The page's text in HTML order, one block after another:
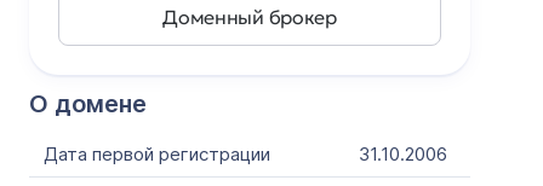
О домене
Дата первой регистрации
31.10.2006
Доменный брокер